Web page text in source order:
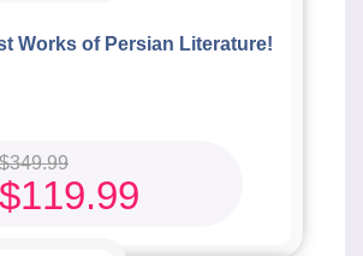
Works of Persian Literature!
$349.99
$119.99